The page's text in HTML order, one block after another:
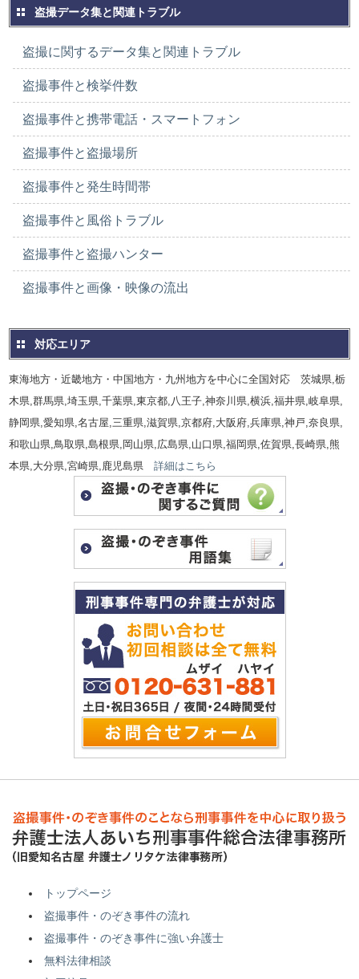
盗撮データ集と関連トラブル
盗撮に関するデータ集と関連トラブル
盗撮事件と検挙件数
盗撮事件と携帯電話・スマートフォン
盗撮事件と盗撮場所
盗撮事件と発生時間帯
盗撮事件と風俗トラブル
盗撮事件と盗撮ハンター
盗撮事件と画像・映像の流出
対応エリア
東海地方・近畿地方・中国地方・九州地方を中心に全国対応 茨城県,栃
木県,群馬県,埼玉県,千葉県,東京都,八王子,神奈川県,横浜,福井県,岐阜県,
静岡県,愛知県,名古屋,三重県,滋賀県,京都府,大阪府,兵庫県,神戸,奈良県,
和歌山県,鳥取県,島根県,岡山県,広島県,山口県,福岡県,佐賀県,長崎県,熊
本県,大分県,宮崎県,鹿児島県詳細はこちら
トップページ
盗撮事件・のぞき事件の流れ
盗撮事件・のぞき事件に強い弁護士
無料法律相談